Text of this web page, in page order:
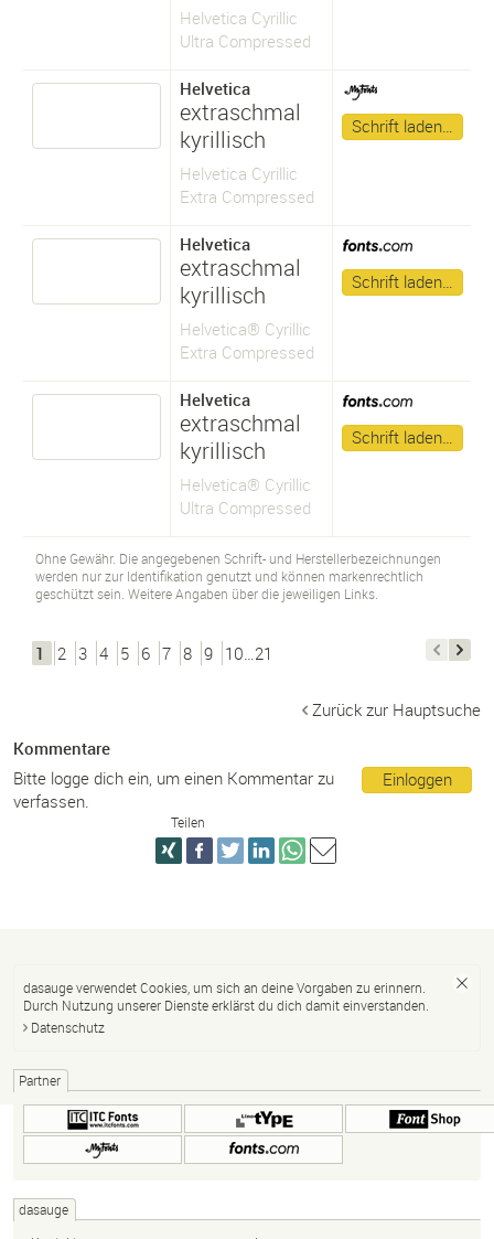
Helvetica Cyrillic
Ultra Compressed
Helvetica
extraschmal
kyrillisch
Helvetica Cyrillic
Extra Compressed
Schrift laden…
Helvetica
extraschmal
kyrillisch
Helvetica® Cyrillic
Extra Compressed
Schrift laden…
Helvetica
extraschmal
kyrillisch
Helvetica® Cyrillic
Ultra Compressed
Schrift laden…
Ohne Gewähr. Die angegebenen Schrift- und Herstellerbezeichnungen
werden nur zur Identifikation genutzt und können markenrechtlich
geschützt sein. Weitere Angaben über die jeweiligen Links.
1 2 3 4 5 6 7 8 9 10…21
Zurück zur Hauptsuche
Kommentare
Einloggen
Bitte logge dich ein, um einen Kommentar zu
verfassen.
Teilen
dasauge verwendet Cookies, um sich an deine Vorgaben zu erinnern.
Durch Nutzung unserer Dienste erklärst du dich damit einverstanden.
Datenschutz
Partner
dasauge